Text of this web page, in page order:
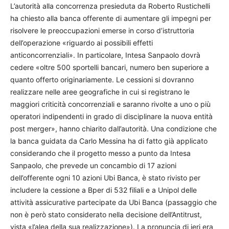
L’autorità alla concorrenza presieduta da Roberto Rustichelli
ha chiesto alla banca offerente di aumentare gli impegni per
risolvere le preoccupazioni emerse in corso d’istruttoria
dell’operazione «riguardo ai possibili effetti
anticoncorrenziali». In particolare, Intesa Sanpaolo dovrà
cedere «oltre 500 sportelli bancari, numero ben superiore a
quanto offerto originariamente. Le cessioni si dovranno
realizzare nelle aree geografiche in cui si registrano le
maggiori criticità concorrenziali e saranno rivolte a uno o più
operatori indipendenti in grado di disciplinare la nuova entità
post merger», hanno chiarito dall’autorità. Una condizione che
la banca guidata da Carlo Messina ha di fatto già applicato
considerando che il progetto messo a punto da Intesa
Sanpaolo, che prevede un concambio di 17 azioni
dell’offerente ogni 10 azioni Ubi Banca, è stato rivisto per
includere la cessione a Bper di 532 filiali e a Unipol delle
attività assicurative partecipate da Ubi Banca (passaggio che
non è però stato considerato nella decisione dell’Antitrust,
vista «l’alea della sua realizzazione»). La pronuncia di ieri era